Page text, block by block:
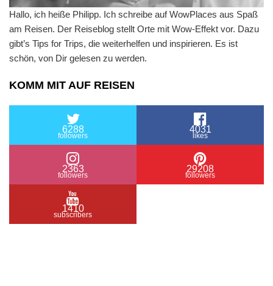
Hallo, ich heiße Philipp. Ich schreibe auf WowPlaces aus Spaß
am Reisen. Der Reiseblog stellt Orte mit Wow-Effekt vor. Dazu
gibt’s Tips for Trips, die weiterhelfen und inspirieren. Es ist
schön, von Dir gelesen zu werden.
KOMM MIT AUF REISEN
6288
followers
4031
likes
2363
followers
29208
followers
1410
subscribers